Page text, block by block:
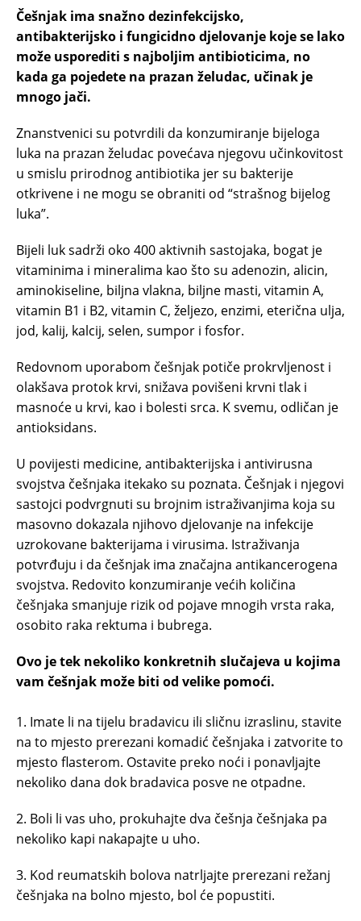
Češnjak ima snažno dezinfekcijsko,
antibakterijsko i fungicidno djelovanje koje se lako
može usporediti s najboljim antibioticima, no
kada ga pojedete na prazan želudac, učinak je
mnogo jači.
Znanstvenici su potvrdili da konzumiranje bijeloga
luka na prazan želudac povećava njegovu učinkovitost
u smislu prirodnog antibiotika jer su bakterije
otkrivene i ne mogu se obraniti od “strašnog bijelog
luka”.
Bijeli luk sadrži oko 400 aktivnih sastojaka, bogat je
vitaminima i mineralima kao što su adenozin, alicin,
aminokiseline, biljna vlakna, biljne masti, vitamin A,
vitamin B1 i B2, vitamin C, željezo, enzimi, eterična ulja,
jod, kalij, kalcij, selen, sumpor i fosfor.
Redovnom uporabom češnjak potiče prokrvljenost i
olakšava protok krvi, snižava povišeni krvni tlak i
masnoće u krvi, kao i bolesti srca. K svemu, odličan je
antioksidans.
U povijesti medicine, antibakterijska i antivirusna
svojstva češnjaka itekako su poznata. Češnjak i njegovi
sastojci podvrgnuti su brojnim istraživanjima koja su
masovno dokazala njihovo djelovanje na infekcije
uzrokovane bakterijama i virusima. Istraživanja
potvrđuju i da češnjak ima značajna antikancerogena
svojstva. Redovito konzumiranje većih količina
češnjaka smanjuje rizik od pojave mnogih vrsta raka,
osobito raka rektuma i bubrega.
Ovo je tek nekoliko konkretnih slučajeva u kojima
vam češnjak može biti od velike pomoći.
1. Imate li na tijelu bradavicu ili sličnu izraslinu, stavite
na to mjesto prerezani komadić češnjaka i zatvorite to
mjesto flasterom. Ostavite preko noći i ponavljajte
nekoliko dana dok bradavica posve ne otpadne.
2. Boli li vas uho, prokuhajte dva češnja češnjaka pa
nekoliko kapi nakapajte u uho.
3. Kod reumatskih bolova natrljajte prerezani režanj
češnjaka na bolno mjesto, bol će popustiti.